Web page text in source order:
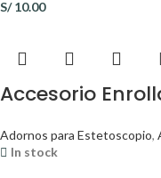
S/10.00
Accesorio
Adornos para Estetoscopio,
In stock